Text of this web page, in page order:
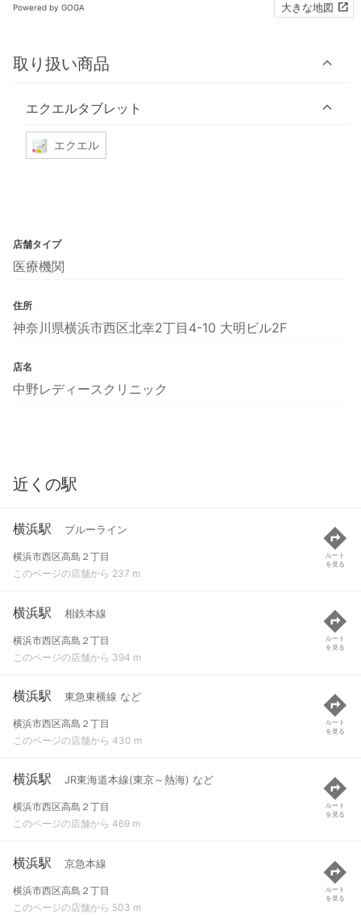
Powered by GOGA 大きな地図
取り扱い商品
エクエルタブレット
エクエル
店舗タイプ
医療機関
住所
神奈川県横浜市西区北幸2丁目4-10 大明ビル2F
店名
中野レディースクリニック
近くの駅
横浜駅 ブルーライン
横浜市西区高島２丁目
このページの店舗から 237 m
ルート
を見る
横浜駅 相鉄本線
横浜市西区高島２丁目
このページの店舗から 394 m
ルート
を見る
横浜駅 東急東横線 など
横浜市西区高島２丁目
このページの店舗から 430 m
ルート
を見る
横浜駅 JR東海道本線(東京～熱海) など
横浜市西区高島２丁目
このページの店舗から 469 m
ルート
を見る
横浜駅 京急本線
横浜市西区高島２丁目
このページの店舗から 503 m
ルート
を見る